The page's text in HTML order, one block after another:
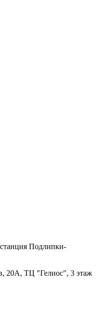
Подлипки-
20А, ТЦ "Гелиос", 3 этаж